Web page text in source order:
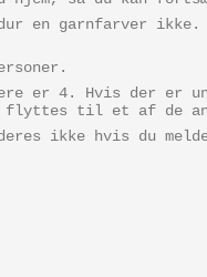
dur en garnfarver
er 4. Hvis der er
flyttes til et af de
ikke hvis du